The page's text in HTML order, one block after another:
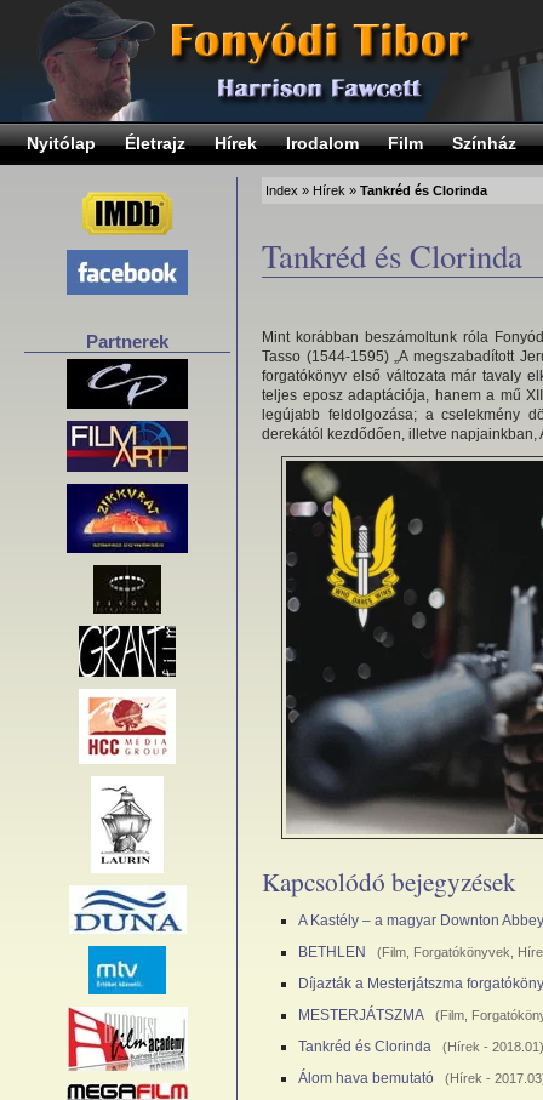
Nyitólap Életrajz Hírek Irodalom Film Színház
Partnerek
Index » Hírek » Tankréd és Clorinda
Tankréd és Clorinda
Mint korábban beszámoltunk róla
Tasso (1544-1595) „A megszabadított
forgatókönyv első változata már tavaly
teljes eposz adaptációja, hanem a mű
legújabb feldolgozása; a cselekmény
derekától kezdődően, illetve napjainkban,
Kapcsolódó bejegyzések
A Kastély – a magyar Downton Abbey
BETHLEN
(Film Forgatókönyvek
Díjazták a Mesterjátszma
MESTERJÁTSZMA
(Film
Tankréd és Clorinda (Hírek - 2018.01)
Álom hava bemutató (Hírek -